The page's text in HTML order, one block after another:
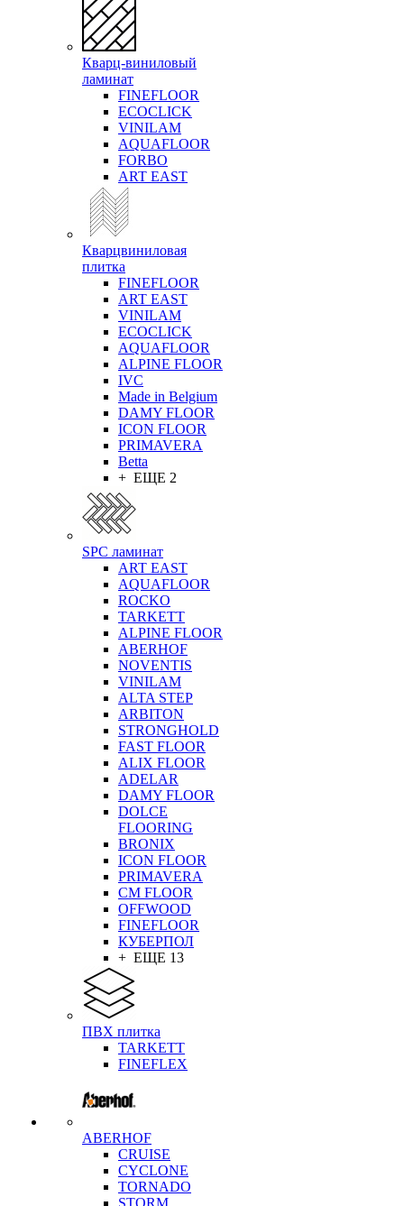
Кварц-виниловый
ламинат
FINEFLOOR
ECOCLICK
VINILAM
AQUAFLOOR
FORBO
ART EAST
Кварцвиниловая
плитка
FINEFLOOR
ART EAST
VINILAM
ECOCLICK
AQUAFLOOR
ALPINE FLOOR
IVC
Made in Belgium
DAMY FLOOR
ICON FLOOR
PRIMAVERA
Betta
+ ЕЩЕ 2
SPC ламинат
ART EAST
AQUAFLOOR
ROCKO
TARKETT
ALPINE FLOOR
ABERHOF
NOVENTIS
VINILAM
ALTA STEP
ARBITON
STRONGHOLD
FAST FLOOR
ALIX FLOOR
ADELAR
DAMY FLOOR
DOLCE
FLOORING
BRONIX
ICON FLOOR
PRIMAVERA
CM FLOOR
OFFWOOD
FINEFLOOR
КУБЕРПОЛ
+ ЕЩЕ 13
ПВХ плитка
TARKETT
FINEFLEX
ABERHOF
CRUISE
CYCLONE
TORNADO
STORM